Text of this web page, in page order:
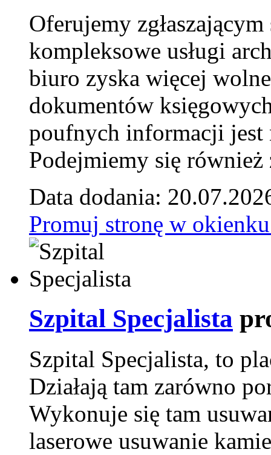
Oferujemy
kompleksowe usługi
biuro zyska więcej
dokumentów
poufnych informacji jest
Podejmiemy się
Data dodania:
Promuj stronę w
Szpital Specjalista
Szpital Specjalista, to
Działają tam zarówno
Wykonuje się tam
laserowe usuwanie